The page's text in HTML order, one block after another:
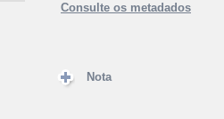
Consulte os metadados
Nota